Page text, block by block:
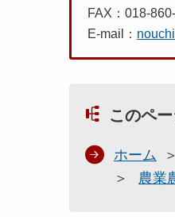
FAX：018-
E-mail：
このペ
ホーム
農業